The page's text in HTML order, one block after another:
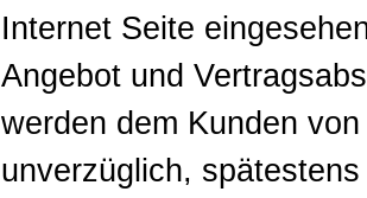
Internet Seite
Angebot und
werden dem Kunden
unverzüglich,